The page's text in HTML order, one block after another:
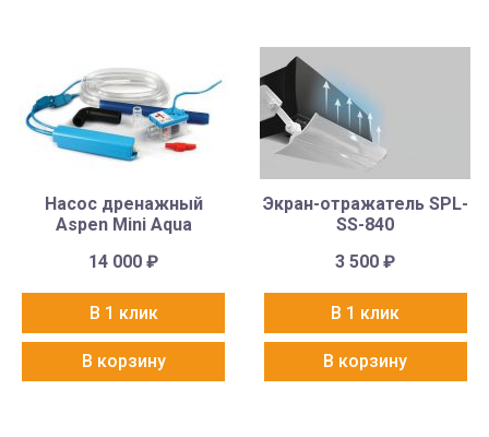
Насос дренажный
Aspen Mini Aqua
14 000₽
В 1 клик
В корзину
Экран-отражатель SPL-
SS-840
3 500₽
В 1 клик
В корзину